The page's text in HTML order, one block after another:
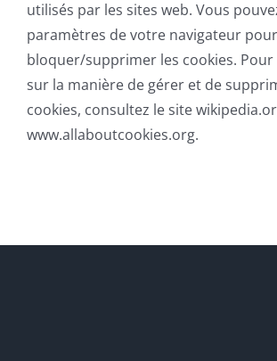
utilisés par les sites web. Vous
paramètres de votre navigateur pour
bloquer/supprimer les cookies. Pour
sur la manière de gérer et de
cookies, consultez le site
www.allaboutcookies.org.